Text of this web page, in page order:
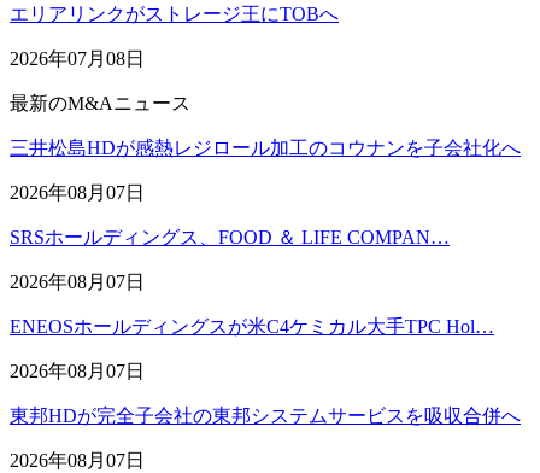
エリアリンクがストレージ王にTOBへ
2026年07月08日
最新のM&Aニュース
三井松島HDが感熱レジロール加工のコウナンを子会社化へ
2026年08月07日
SRSホールディングス、FOOD ＆ LIFE COMPAN…
2026年08月07日
ENEOSホールディングスが米C4ケミカル大手TPC Hol…
2026年08月07日
東邦HDが完全子会社の東邦システムサービスを吸収合併へ
2026年08月07日